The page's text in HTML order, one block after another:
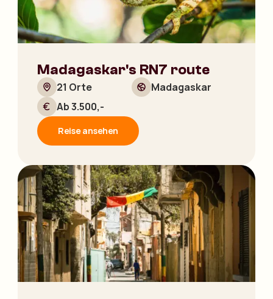
Madagaskar's RN7 route
21 Orte
Madagaskar
Ab 3.500,-
Reise ansehen